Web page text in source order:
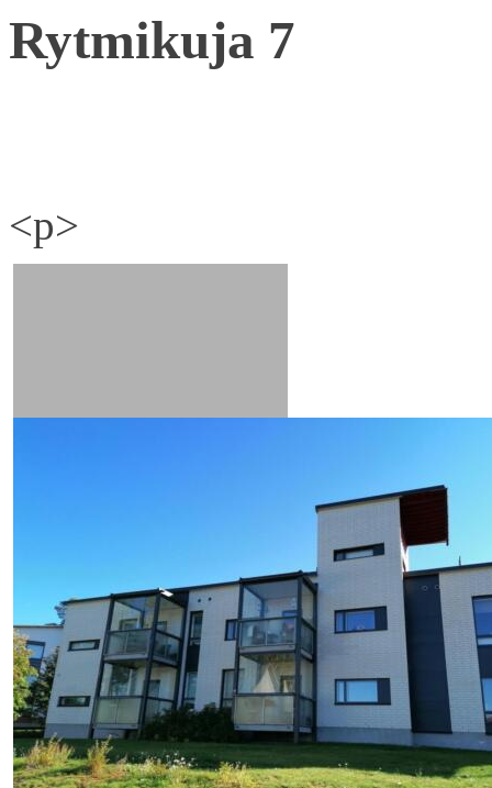
Rytmikuja 7
<p>